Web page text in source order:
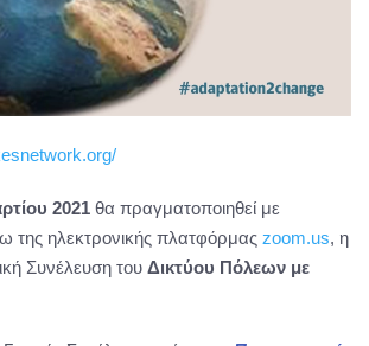
2021 θα πραγματοποιηθεί με
της ηλεκτρονικής πλατφόρμας zoom.us, η
Συνέλευση του Δικτύου Πόλεων με